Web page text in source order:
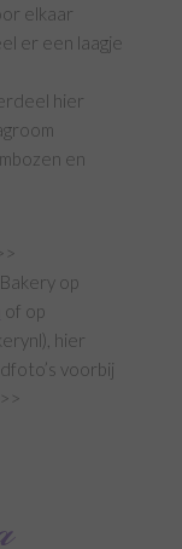
elkaar
er een laagje
hier
en
op
of op
hier
voorbij